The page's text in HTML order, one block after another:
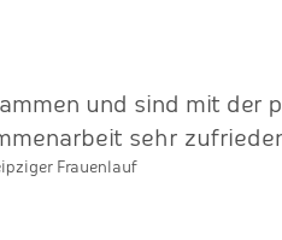
und sind mit der
sehr
Frauenlauf